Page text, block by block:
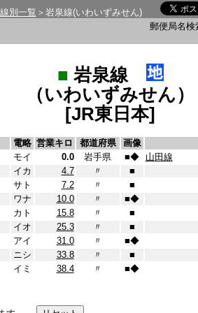
別一覧 ＞岩泉線(いわいずみせん)
郵便局名
■ 岩泉線
（いわいずみせん）
[JR東日本]
電略 営業キロ 都道府県 画像
モイ 0.0 岩手県 ■◆
山田線
イカ 4.7 〃
■
サト 7.2 〃
■
ワナ 10.0 〃 ■◆
カト 15.8 〃
■
イオ 25.3 〃
■
アイ 31.0 〃 ■◆
ニシ 33.8 〃
■
イミ 38.4 〃 ■◆